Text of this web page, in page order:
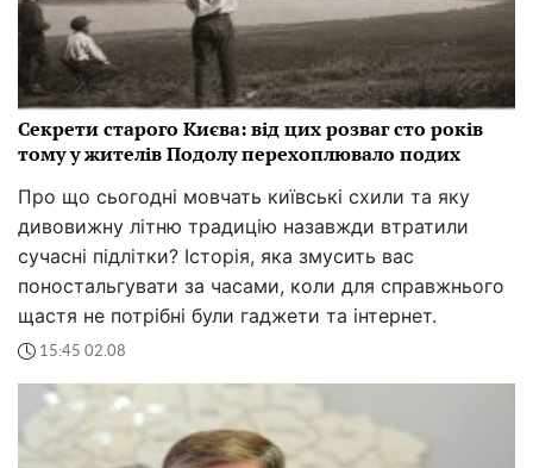
Секрети старого Києва: від цих розваг сто років
тому у жителів Подолу перехоплювало подих
Про що сьогодні мовчать київські схили та яку
дивовижну літню традицію назавжди втратили
сучасні підлітки? Історія, яка змусить вас
поностальгувати за часами, коли для справжнього
щастя не потрібні були гаджети та інтернет.
15:45 02.08